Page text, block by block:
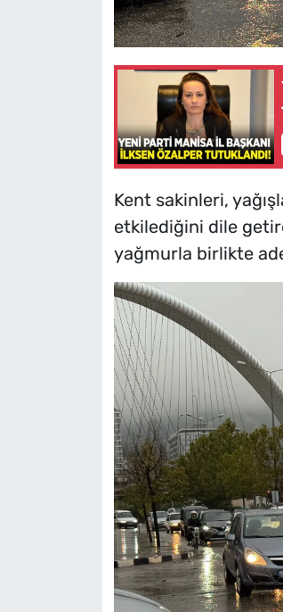
Kent sakinleri,
etkilediğini dile
yağmurla birlikte